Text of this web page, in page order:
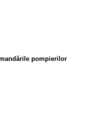
pompierilor